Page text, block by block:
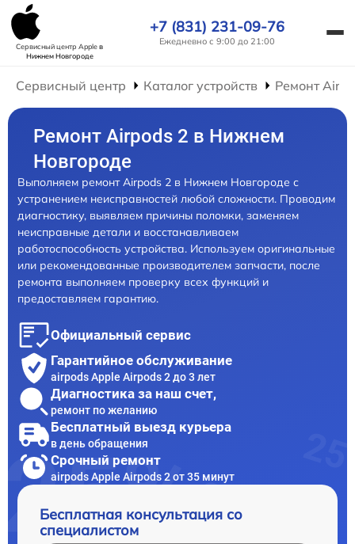
Сервисный центр Appleв
Нижнем Новгороде
+7 (831) 231-09-76
Ежедневно с 9:00 до 21:00
Сервисный центр Каталог устройств Ремонт
Ремонт Airpods 2 в Нижнем
Новгороде
Выполняем ремонт Airpods 2 в Нижнем Новгороде с
устранением неисправностей любой сложности. Проводим
диагностику, выявляем причины поломки, заменяем
неисправные детали и восстанавливаем
работоспособность устройства. Используем оригинальные
или рекомендованные производителем запчасти, после
ремонта выполняем проверку всех функций и
предоставляем гарантию.
Официальный сервис
Гарантийное обслуживание
airpods Apple Airpods 2 до 3 лет
Диагностика за наш счет,
ремонт по желанию
Бесплатный выезд курьера
в день обращения
Срочный ремонт
airpods Apple Airpods 2 от 35 минут
Бесплатная консультация со
специалистом